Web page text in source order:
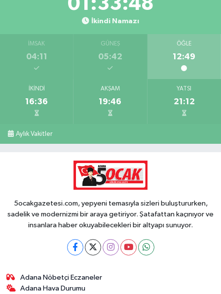
İkindi Namazı
İMSAK
04:11
GÜNEŞ
05:42
ÖĞLE
12:49
İKINDI
16:36
AKŞAM
19:46
YATSI
21:12
Aylık Vakitler
5ocakgazetesi.com, yepyeni temasıyla sizleri buluştururken,
sadelik ve modernizmi bir araya getiriyor. Şatafattan kaçınıyor ve
insanlara haber okuyabilecekleri bir altyapı sunuyor.
Adana Nöbetçi Eczaneler
Adana Hava Durumu